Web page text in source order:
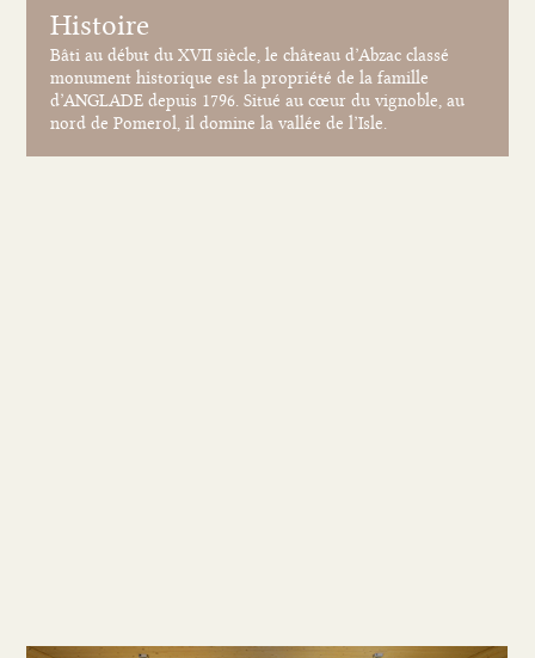
Histoire
Bâti au début du XVII siècle, le château d’Abzac classé
monument historique est la propriété de la famille
d’ANGLADE depuis 1796. Situé au cœur du vignoble, au
nord de Pomerol, il domine la vallée de l’Isle.